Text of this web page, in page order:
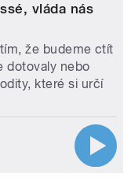
vláda nás
že budeme ctít
dotovaly nebo
které si určí